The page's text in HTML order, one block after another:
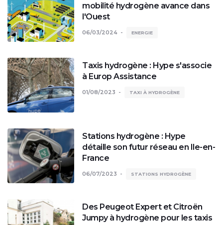
mobilité hydrogène avance dans
l'Ouest
06/03/2024 ENERGIE
Taxis hydrogène : Hype s'associe
à Europ Assistance
01/08/2023 TAXI À HYDROGÈNE
Stations hydrogène : Hype
détaille son futur réseau en Ile-en-
France
06/07/2023 STATIONS HYDROGÈNE
Des Peugeot Expert et Citroën
Jumpy à hydrogène pour les taxis